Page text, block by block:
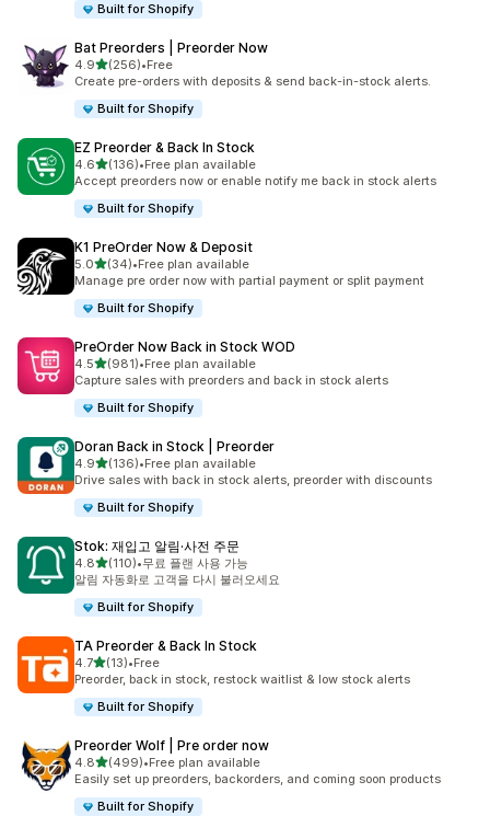
Built for Shopify
Bat Preorders | Preorder Now
4.9별 5개 중
(256)
총 리뷰 256개
•Free
Create pre-orders with deposits & send back-in-stock alerts.
Built for Shopify
EZ Preorder & Back In Stock
4.6별 5개 중
(136)
총 리뷰 136개
•Free plan available
Accept preorders now or enable notify me back in stock alerts
Built for Shopify
K1 PreOrder Now & Deposit
5.0별 5개 중
(34)
총 리뷰 34개
•Free plan available
Manage pre order now with partial payment or split payment
Built for Shopify
PreOrder Now Back in Stock WOD
4.5별 5개 중
(981)
총 리뷰 981개
•Free plan available
Capture sales with preorders and back in stock alerts
Built for Shopify
Doran Back in Stock | Preorder
4.9별 5개 중
(136)
총 리뷰 136개
•Free plan available
Drive sales with back in stock alerts, preorder with discounts
Built for Shopify
Stok: 재입고 알림·사전 주문
4.8별 5개 중
(110)
총 리뷰 110개
•무료 플랜 사용 가능
알림 자동화로 고객을 다시 불러오세요
Built for Shopify
TA Preorder & Back In Stock
4.7별 5개 중
(13)
총 리뷰 13개
•Free
Preorder, back in stock, restock waitlist & low stock alerts
Built for Shopify
Preorder Wolf | Pre order now
4.8별 5개 중
(499)
총 리뷰 499개
•Free plan available
Easily set up preorders, backorders, and coming soon products
Built for Shopify